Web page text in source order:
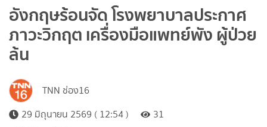
อังกฤษร้อนจัด โรงพยาบาลประกาศ
ภาวะวิกฤต เครื่องมือแพทย์พัง ผู้ป่วย
ล้น
TNN ช่อง16
29 มิถุนายน 2569 ( 12:54 )
31